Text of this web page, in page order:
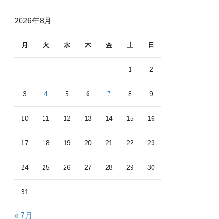
2026年8月
月 火 水 木 金 土 日
1 2
3 4 5 6 7 8 9
10 11 12 13 14 15 16
17 18 19 20 21 22 23
24 25 26 27 28 29 30
31
« 7月